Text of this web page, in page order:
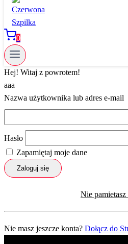
0
Hej! Witaj z powrotem!
aaa
Nazwa użytkownika lub adres e-mail
Hasło
Zapamiętaj moje dane
Zaloguj się
Nie pamietasz
Nie masz jeszcze konta? Dołącz do